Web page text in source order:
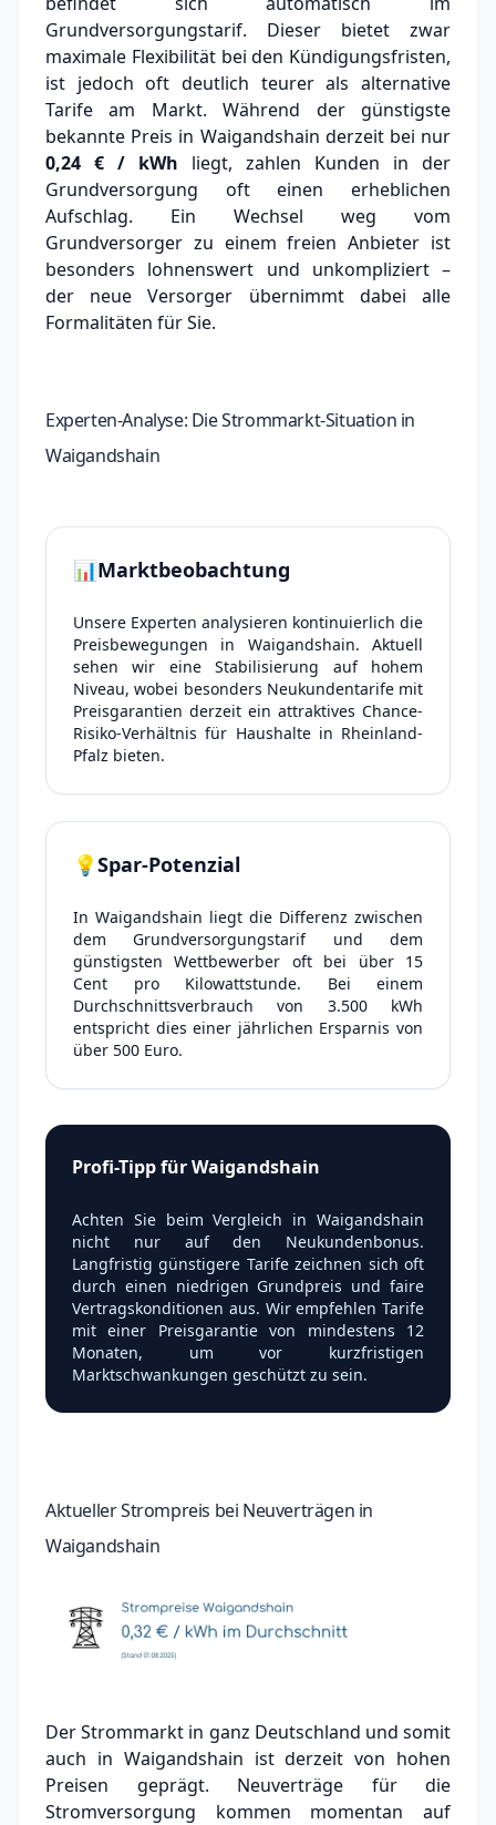
Grundversorgungstarif. Dieser bietet zwar
maximale Flexibilität bei den Kündigungsfristen,
ist jedoch oft deutlich teurer als alternative
Tarife am Markt.Während der günstigste
bekannte Preis in Waigandshain derzeit bei nur
0,24 € / kWh liegt, zahlen Kunden in der
Grundversorgung oft einen erheblichen
Aufschlag. Ein Wechsel weg vom
Grundversorger zu einem freien Anbieter ist
besonders lohnenswert und unkompliziert –
der neue Versorger übernimmt dabei alle
Formalitäten für Sie.
Experten-Analyse: Die Strommarkt-Situation in
Waigandshain
📊Marktbeobachtung
Unsere Experten analysieren kontinuierlich die
Preisbewegungen in Waigandshain. Aktuell
sehen wir eine Stabilisierung auf hohem
Niveau, wobei besonders Neukundentarife mit
Preisgarantien derzeit ein attraktives Chance-
Risiko-Verhältnis für Haushalte in Rheinland-
Pfalz bieten.
💡Spar-Potenzial
In Waigandshain liegt die Differenz zwischen
dem Grundversorgungstarif und dem
günstigsten Wettbewerber oft bei über 15
Cent pro Kilowattstunde. Bei einem
Durchschnittsverbrauch von 3.500 kWh
entspricht dies einer jährlichen Ersparnis von
über 500 Euro.
Profi-Tipp für Waigandshain
Achten Sie beim Vergleich in Waigandshain
nicht nur auf den Neukundenbonus.
Langfristig günstigere Tarife zeichnen sich oft
durch einen niedrigen Grundpreis und faire
Vertragskonditionen aus. Wir empfehlen Tarife
mit einer Preisgarantie von mindestens 12
Monaten, um vor kurzfristigen
Marktschwankungen geschützt zu sein.
Aktueller Strompreis bei Neuverträgen in
Waigandshain
Der Strommarkt in ganz Deutschland und somit
auch in Waigandshain ist derzeit von hohen
Preisen geprägt. Neuverträge für die
Stromversorgung kommen momentan auf